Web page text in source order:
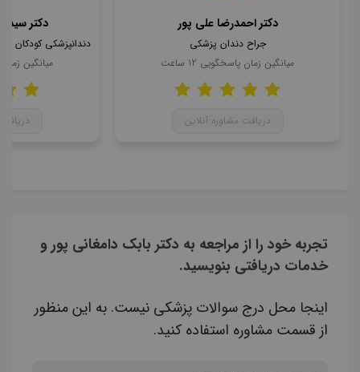
دکتر احمدرضا علی پور
جراح دندان پزشکی
میانگین زمان پاسخگویی 12 ساعت
دریافت مشاوره آنلاین
دکتر سید
میانگین
تجربه خود را از مراجعه به دکتر بابک دامغانی پور و
خدمات دریافتی بنویسید.
اینجا محل درج سوالات پزشکی نیست. به این منظور
از قسمت مشاوره استفاده کنید.